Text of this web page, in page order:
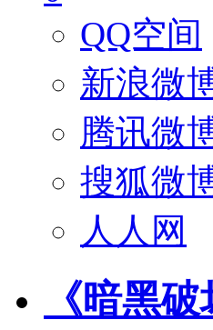
QQ空间
新浪微
腾讯微
搜狐微
人人网
《暗黑